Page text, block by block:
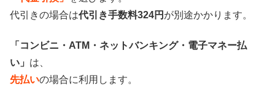
代引きの場合は代引き手数料324円 が別途かかります。
「コンビニ・ATM・ネットバンキング・電子マネー払
い」 は、
先払いの場合に利用します。